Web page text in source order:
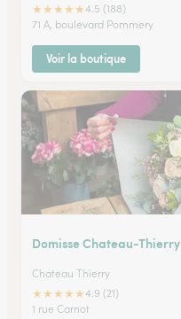
★★★★★4.5 (188)
71 A, boulevard Pommery
Voir la boutique
Domisse Chateau-Thierry
Chateau Thierry
★★★★★4.9 (21)
1 rue Carnot